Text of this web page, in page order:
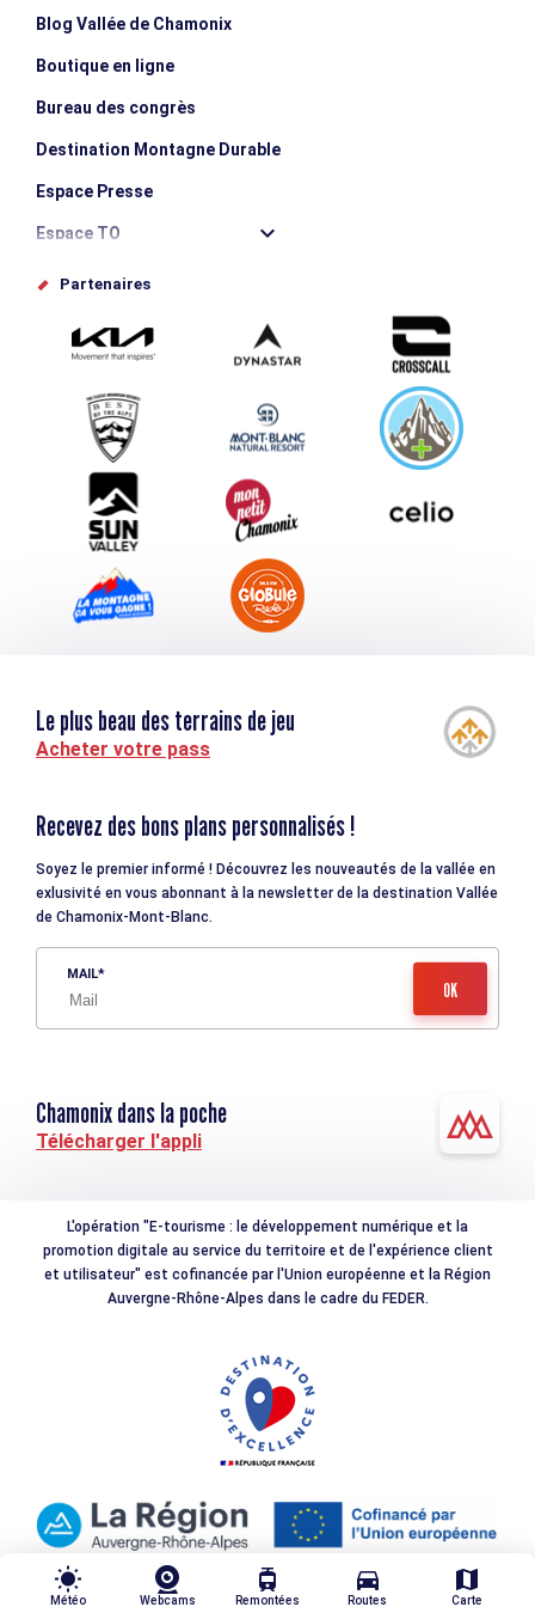
Blog Vallée de Chamonix
Boutique en ligne
Bureau des congrès
Destination Montagne Durable
Espace Presse
Espace TO
Offices de tourisme
Proposez votre évènement
Service groupes et séminaires
Téléchargements
Tourisme et handicap
Partenaires
Le plus beau des terrains de jeu
Acheter votre pass
Recevez des bons plans personnalisés !
Soyez le premier informé ! Découvrez les nouveautés de la vallée en
exlusivité en vous abonnant à la newsletter de la destination Vallée
de Chamonix-Mont-Blanc.
MAIL
Chamonix dans la poche
Télécharger l'appli
L'opération "E-tourisme : le développement numérique et la
promotion digitale au service du territoire et de l'expérience client
et utilisateur" est cofinancée par l'Union européenne et la Région
Auvergne-Rhône-Alpes dans le cadre du FEDER.
wb_sunny
Météo Webcams
tram
Remontées
directions_car
Routes
map
Carte